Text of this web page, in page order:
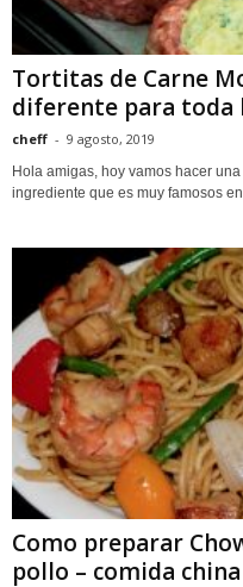
Tortitas de Carne
diferente para toda
cheff - 9 agosto, 2019
Hola amigas, hoy vamos hacer
ingrediente que es muy famosos
Como preparar
pollo – comida china